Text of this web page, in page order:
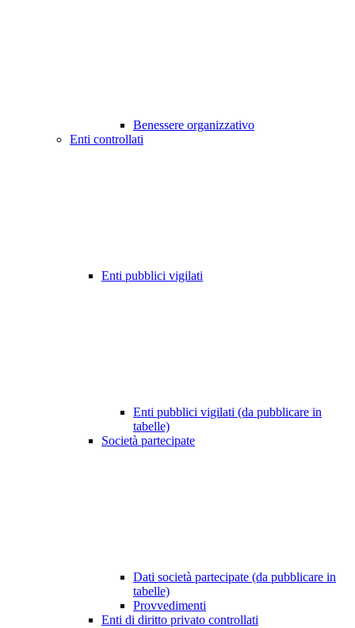
Benessere organizzativo
Enti controllati
Enti pubblici vigilati
Enti pubblici vigilati (da pubblicare in
tabelle)
Società partecipate
Dati società partecipate (da pubblicare in
tabelle)
Provvedimenti
Enti di diritto privato controllati